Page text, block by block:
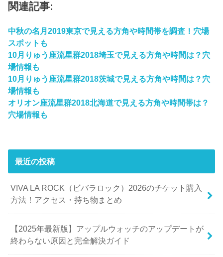
関連記事:
中秋の名月2019東京で見える方角や時間帯を調査！穴場
スポットも
10月りゅう座流星群2018埼玉で見える方角や時間は？穴
場情報も
10月りゅう座流星群2018茨城で見える方角や時間は？穴
場情報も
オリオン座流星群2018北海道で見える方角や時間帯は？
穴場情報も
最近の投稿
VIVA LA ROCK（ビバラロック）2026のチケット購入
方法！アクセス・持ち物まとめ
【2025年最新版】アップルウォッチのアップデートが
終わらない原因と完全解決ガイド